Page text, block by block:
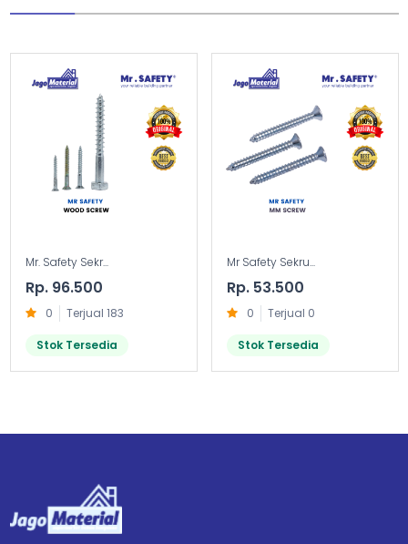
Mr. Safety Sekr...
Rp. 96.500
0 Terjual 183
Stok Tersedia
Mr Safety Sekru...
Rp. 53.500
0 Terjual 0
Stok Tersedia